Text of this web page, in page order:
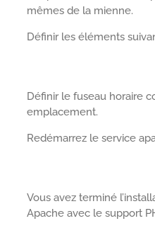
mêmes de la mienne.
Définir les éléments
Définir le fuseau horaire
emplacement.
Redémarrez le service
Vous avez terminé
Apache avec le support